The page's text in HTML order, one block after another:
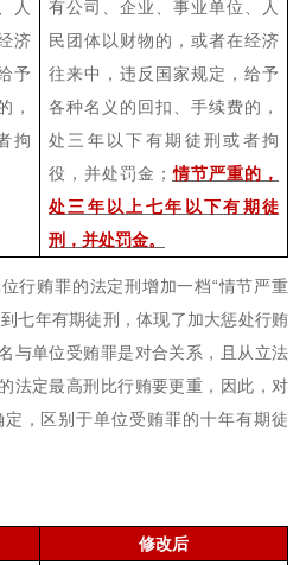
人
济
予
，
拘
有公司、企业、事业单位、人
民团体以财物的，或者在经济
往来中，违反国家规定，给予
各种名义的回扣、手续费的，
处三年以下有期徒刑或者拘
役，并处罚金； 情节严重的，
处三年以上七年以下有期徒
刑，并处罚金。
行贿罪的法定刑增加一档“情节严重
七年有期徒刑，体现了加大惩处行贿
与单位受贿罪是对合关系，且从立法
法定最高刑比行贿要更重，因此，对
，区别于单位受贿罪的十年有期徒
修改后